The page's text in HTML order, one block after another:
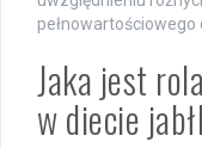
pełnowartościowego
Jaka jest
w diecie